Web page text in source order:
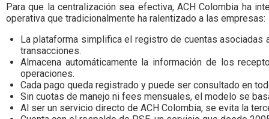
Para que la centralización sea efectiva, ACH Colombia ha
operativa que tradicionalmente ha ralentizado a las empresas:
La plataforma simplifica el registro de cuentas
transacciones.
Almacena automáticamente la información de los
operaciones.
Cada pago queda registrado y puede ser consultado en
Sin cuotas de manejo ni fees mensuales, el modelo se
Al ser un servicio directo de ACH Colombia, se evita la